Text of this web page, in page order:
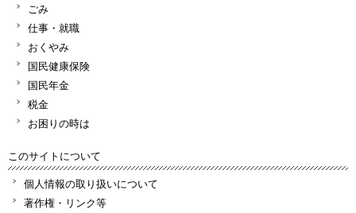
ごみ
仕事・就職
おくやみ
国民健康保険
国民年金
税金
お困りの時は
このサイトについて
個人情報の取り扱いについて
著作権・リンク等